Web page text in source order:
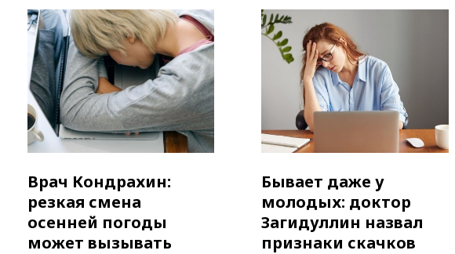
Врач Кондрахин:
резкая смена
осенней погоды
может вызывать
Бывает даже у
молодых: доктор
Загидуллин назвал
признаки скачков